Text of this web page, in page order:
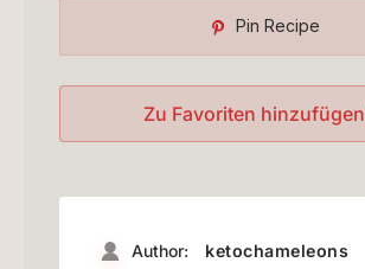
Pin Recipe
Zu Favoriten hinzufügen
Author: ketochameleons